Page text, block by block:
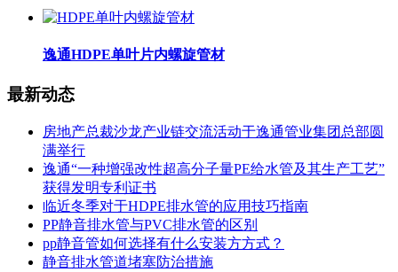
逸通HDPE单叶片内螺旋管材
最新动态
房地产总裁沙龙产业链交流活动于逸通管业集团总部圆
满举行
逸通“一种增强改性超高分子量PE给水管及其生产工艺”
获得发明专利证书
临近冬季对于HDPE排水管的应用技巧指南
PP静音排水管与PVC排水管的区别
pp静音管如何选择有什么安装方方式？
静音排水管道堵塞防治措施